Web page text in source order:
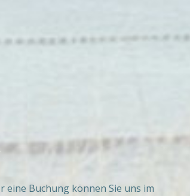
eine Buchung können Sie uns im